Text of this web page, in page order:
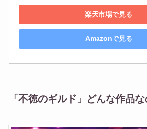
楽天市場で見る
Amazonで見る
「不徳のギルド」どんな作品な